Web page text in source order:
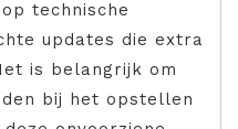
technische
updates die extra
is belangrijk om
bij het opstellen